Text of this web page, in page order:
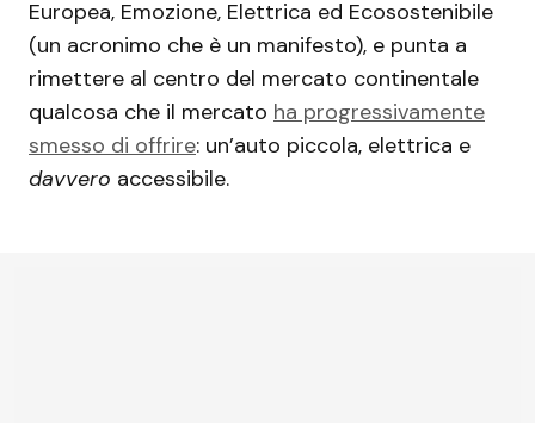
Europea, Emozione, Elettrica ed Ecosostenibile
(un acronimo che è un manifesto), e punta a
rimettere al centro del mercato continentale
qualcosa che il mercato ha progressivamente
smesso di offrire: un’auto piccola, elettrica e
davvero accessibile.